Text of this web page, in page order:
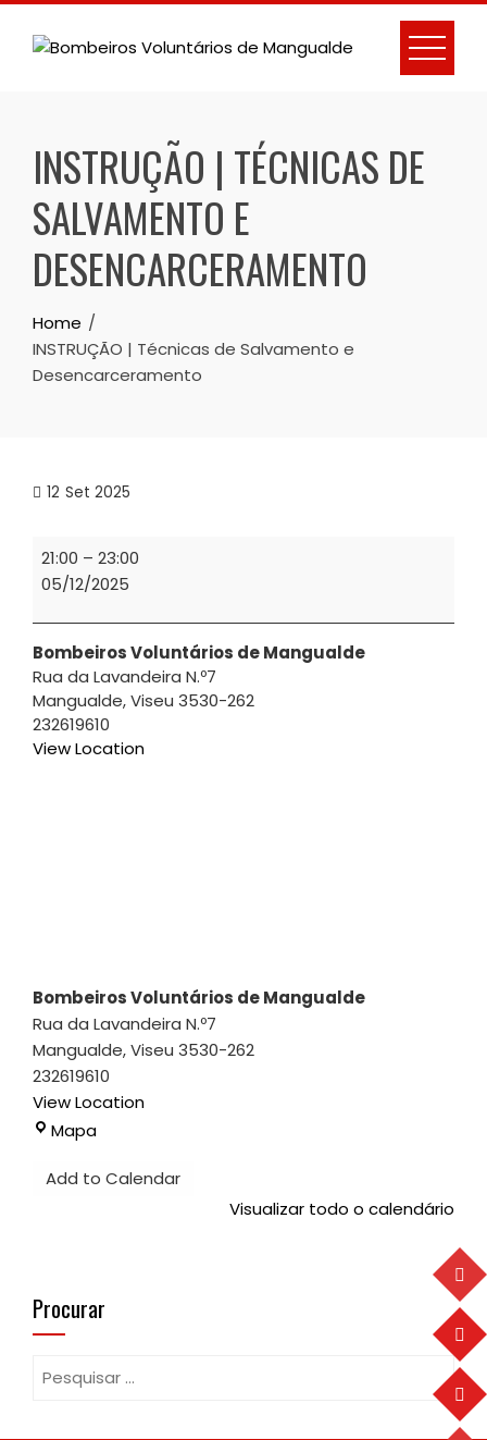
Skip
INSTRUÇÃO | TÉCNICAS DE
SALVAMENTO E
DESENCARCERAMENTO
Home
INSTRUÇÃO | Técnicas de Salvamento e
Desencarceramento
12 Set 2025
INSTRUÇÃO
de
Salvamento
e
Desencarceramento
21:00 – 23:00
05/12/2025
Bombeiros Voluntários de Mangualde
Rua da Lavandeira N.º7
Mangualde,Viseu 3530-262
232619610
View Location
Bombeiros Voluntários de Mangualde
Rua da Lavandeira N.º7
Mangualde,Viseu 3530-262
232619610
View Location
MapaBombeiros
de
Add to Calendar
Visualizar todo o calendário
Procurar
Pesquisar